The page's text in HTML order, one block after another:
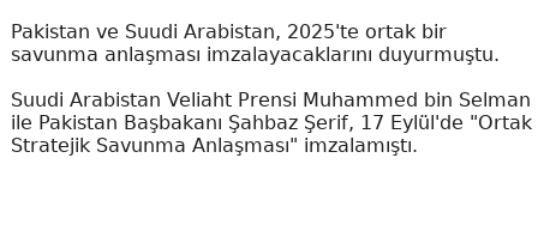
Pakistan ve Suudi Arabistan, 2025'te ortak bir
savunma anlaşması imzalayacaklarını duyurmuştu.
Suudi Arabistan Veliaht Prensi Muhammed bin Selman
ile Pakistan Başbakanı Şahbaz Şerif, 17 Eylül'de "Ortak
Stratejik Savunma Anlaşması" imzalamıştı.